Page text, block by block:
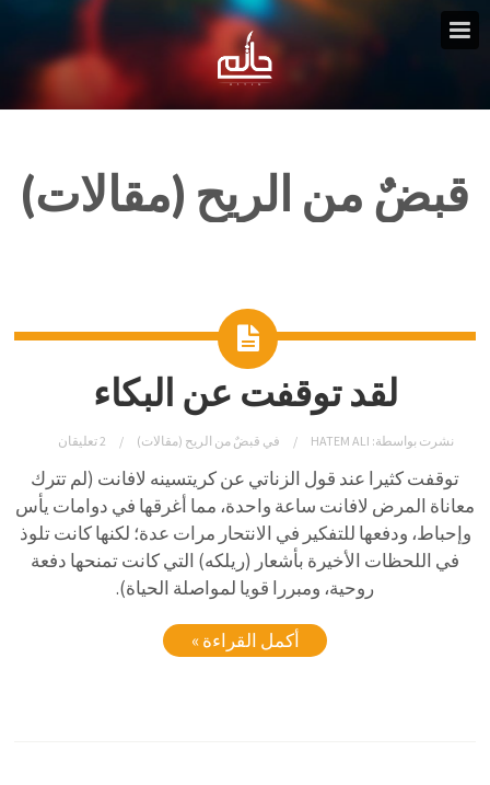
قبضٌ من الريح (مقالات)
لقد توقفت عن البكاء
نشرت بواسطة: HATEM ALI في قبضٌ من الريح (مقالات) 2 تعليقان
توقفت كثيرا عند قول الزناتي عن كريتسينه لافانت (لم تترك
معاناة المرض لافانت ساعة واحدة، مما أغرقها في دوامات يأس
وإحباط، ودفعها للتفكير في الانتحار مرات عدة؛ لكنها كانت تلوذ
في اللحظات الأخيرة بأشعار (ريلكه) التي كانت تمنحها دفعة
روحية، ومبررا قويا لمواصلة الحياة).
أكمل القراءة »